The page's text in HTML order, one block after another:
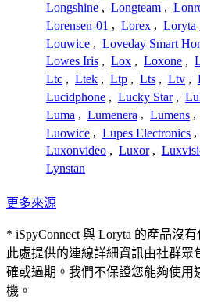
Longshine , Longteam ,
Lorensen-01 , Lorex , Loryta
Louwice , Loveday Smart
Lowes Iris , Lox , Loxone ,
Ltc , Ltek , Ltp , Lts , Ltv ,
Lucidphone , Lucky Star ,
Luma , Lumenera , Lumens ,
Luowice , Lupes Electronics ,
Luxonvideo , Luxor ,
Lynstan
更多來源
* iSpyConnect 與 Loryta 的產品沒
此處提供的連線詳細資訊由社群
確或過期。我們不保證您能夠使用
機。